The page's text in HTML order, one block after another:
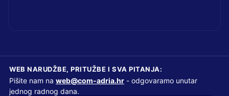
WEB NARUDŽBE, PRITUŽBE I SVA PITANJA:
Pišite nam na web@com-adria.hr - odgovaramo unutar
jednog radnog dana.